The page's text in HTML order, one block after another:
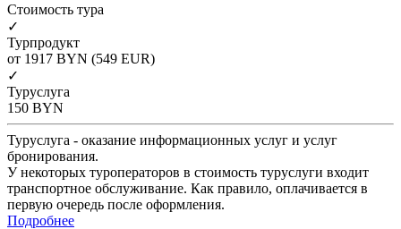
Cтоимость тура
✓
Турпродукт
от 1917 BYN (549 EUR)
✓
Туруслуга
150 BYN
Туруслуга - оказание информационных услуг и услуг
бронирования.
У некоторых туроператоров в стоимость туруслуги входит
транспортное обслуживание. Как правило, оплачивается в
первую очередь после оформления.
Подробнее